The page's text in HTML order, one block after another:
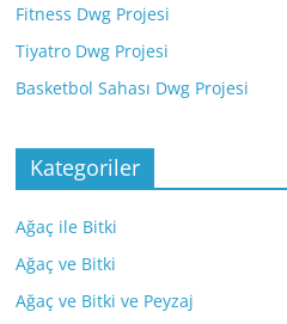
Fitness Dwg Projesi
Tiyatro Dwg Projesi
Basketbol Sahası Dwg Projesi
Kategoriler
Ağaç ile Bitki
Ağaç ve Bitki
Ağaç ve Bitki ve Peyzaj